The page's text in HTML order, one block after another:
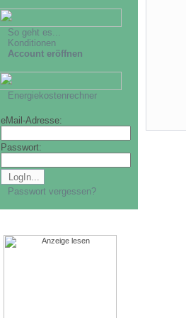
So geht es...
Konditionen
Account eröffnen
Energiekostenrechner
eMail-Adresse:
Passwort:
Passwort vergessen?